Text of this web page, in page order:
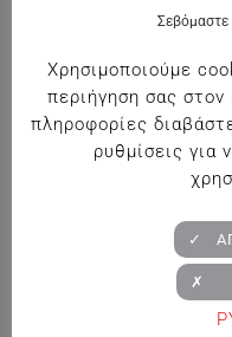
Κτήμα Παπαργυρίου
Περιοχή Λαλιώτη
Σεβόμαστε
Χρησιμοποιούμε
περιήγηση σας στον
πληροφορίες
ρυθμίσεις για
✓
✗